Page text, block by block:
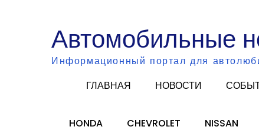
Автомобильные
Информационный портал для
ГЛАВНАЯ НОВОСТИ
HONDA CHEVROLET NISSAN